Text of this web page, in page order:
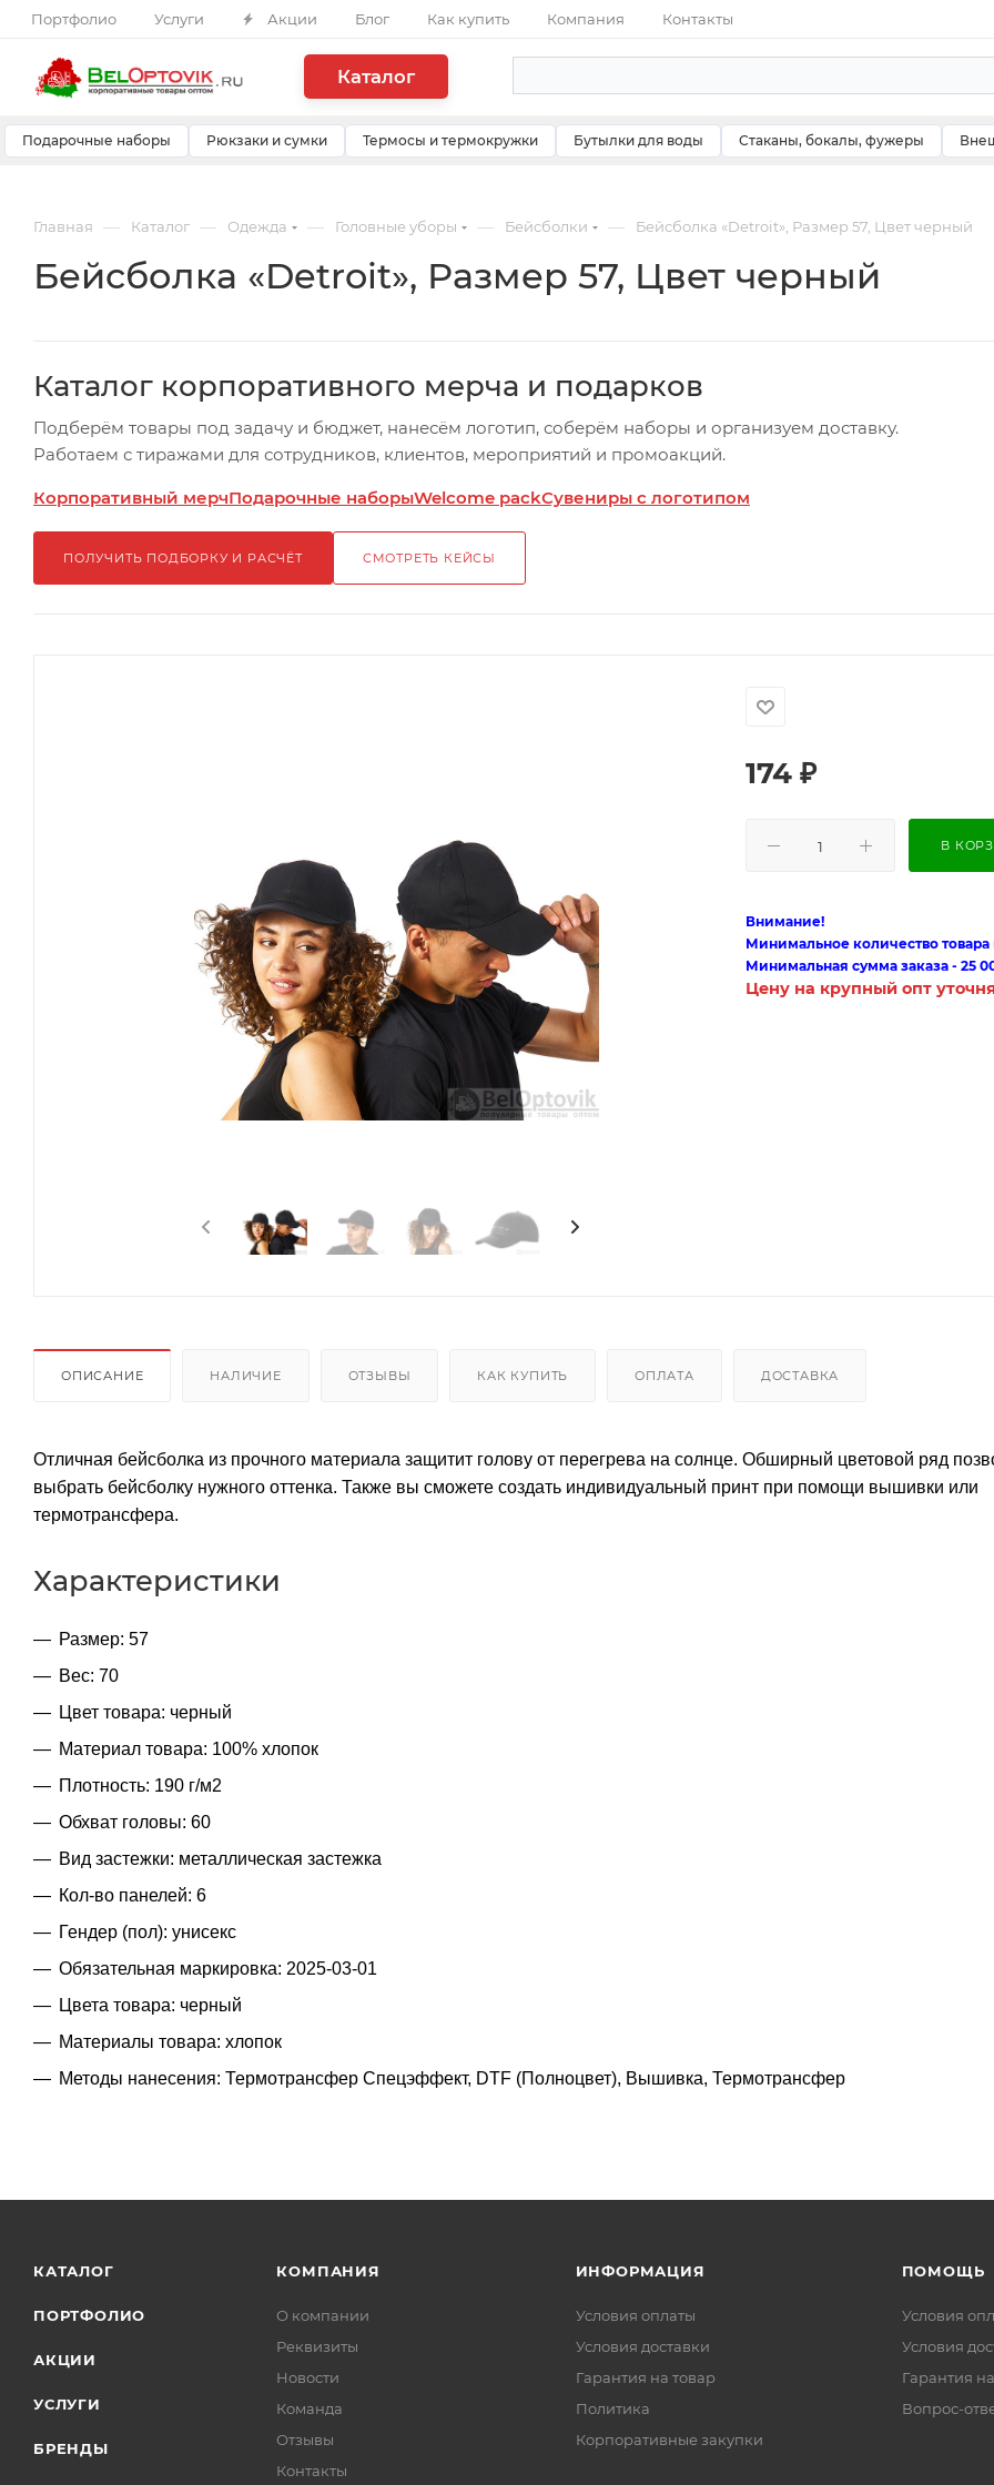
Портфолио Услуги Акции Блог Как купить Компания Контакты
Каталог
Подарочные наборы Рюкзаки и сумки Термосы и термокружки Бутылки для воды Стаканы, бокалы, фужеры
Главная — Каталог — Одежда — Головные уборы — Бейсболки — Бейсболка «Detroit», Размер 57, Цвет черный
Бейсболка «Detroit», Размер 57, Цвет черный
Каталог корпоративного мерча и подарков
Подберём товары под задачу и бюджет, нанесём логотип, соберём наборы и организуем доставку.
Работаем с тиражами для сотрудников, клиентов, мероприятий и промоакций.
Корпоративный мерчПодарочные наборыWelcome packСувениры с логотипом
ПОЛУЧИТЬ ПОДБОРКУ И РАСЧЁТ СМОТРЕТЬ КЕЙСЫ
174 ₽
В
Внимание!
Минимальное количество товара
Минимальная сумма заказа - 25
Цену на крупный опт
ОПИСАНИЕ НАЛИЧИЕ ОТЗЫВЫ КАК КУПИТЬ ОПЛАТА ДОСТАВКА
Отличная бейсболка из прочного материала защитит голову от перегрева на солнце. Обширный цветовой ряд
выбрать бейсболку нужного оттенка. Также вы сможете создать индивидуальный принт при помощи вышивки или
термотрансфера.
Характеристики
Размер: 57
Вес: 70
Цвет товара: черный
Материал товара: 100% хлопок
Плотность: 190 г/м2
Обхват головы: 60
Вид застежки: металлическая застежка
Кол-во панелей: 6
Гендер (пол): унисекс
Обязательная маркировка: 2025-03-01
Цвета товара: черный
Материалы товара: хлопок
Методы нанесения: Термотрансфер Спецэффект, DTF (Полноцвет), Вышивка, Термотрансфер
КАТАЛОГ
ПОРТФОЛИО
АКЦИИ
УСЛУГИ
БРЕНДЫ
КОМПАНИЯ
О компании
Реквизиты
Новости
Команда
Отзывы
Контакты
ИНФОРМАЦИЯ
Условия оплаты
Условия доставки
Гарантия на товар
Политика
Корпоративные закупки
ПОМОЩЬ
Условия
Условия
Гарантия
Вопрос-